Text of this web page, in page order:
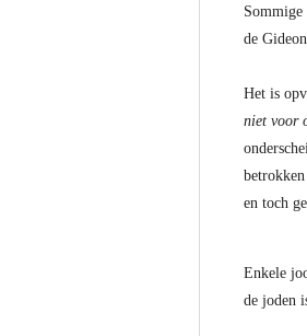
de
Het is
niet voor
en toch
Enkele
de joden